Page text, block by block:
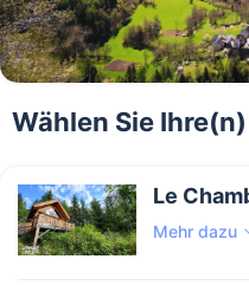
Wählen Sie
Le
Mehr dazu